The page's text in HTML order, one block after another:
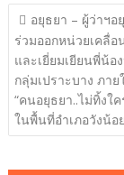
แนะแนว
เรื่อง
อยุธยา – ผู้ว่าฯอ
ร่วมออกหน่วยเคลื่อ
และเยี่ยมเยียนพี่น้อ
กลุ่มเปราะบาง ภา
“คนอยุธยา..ไม่ทิ้งใ
ในพื้นที่อำเภอวังน้อย